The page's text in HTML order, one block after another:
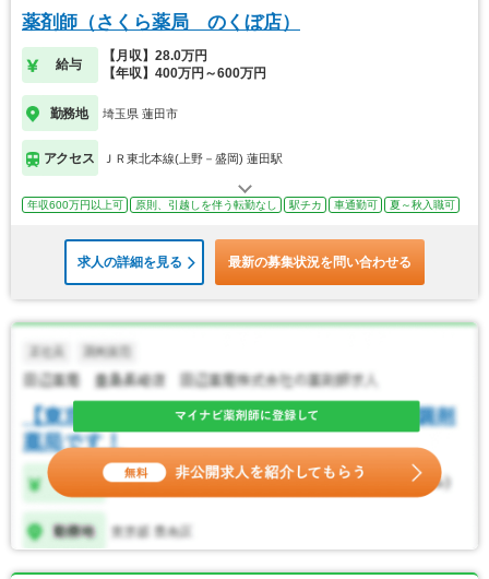
薬剤師（さくら薬局 のくぼ店）
給与
【月収】28.0万円
【年収】400万円～600万円
勤務地 埼玉県 蓮田市
アクセス ＪＲ東北本線(上野－盛岡) 蓮田駅
年収600万円以上可 原則、引越しを伴う転勤なし 駅チカ 車通勤可 夏～秋入職可
求人の詳細を見る 最新の募集状況を問い合わせる